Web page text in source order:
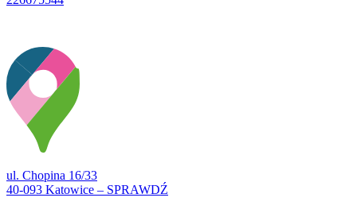
ul. Chopina 16/33
40-093 Katowice – SPRAWDŹ